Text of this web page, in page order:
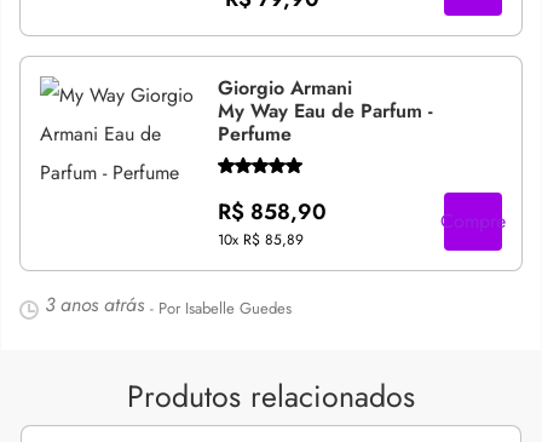
Giorgio Armani
My Way Eau de Parfum -
Perfume
R$ 858,90
10x R$ 85,89
Compre
3 anos atrás - Por Isabelle Guedes
Produtos relacionados